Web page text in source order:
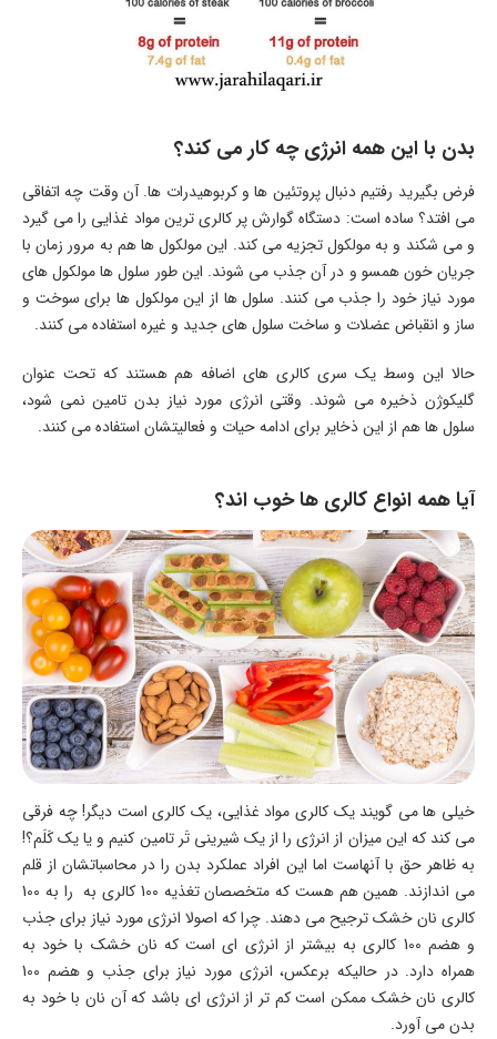
بدن با این همه انرژی چه کار می کند؟
فرض بگیرید رفتیم دنبال پروتئین ها و کربوهیدرات ها. آن وقت چه اتفاقی
می افتد؟ ساده است: دستگاه گوارش پر کالری ترین مواد غذایی را می گیرد
و می شکند و به مولکول تجزیه می کند. این مولکول ها هم به مرور زمان با
جریان خون همسو و در آن جذب می شوند. این طور سلول ها مولکول های
مورد نیاز خود را جذب می کنند. سلول ها از این مولکول ها برای سوخت و
ساز و انقباض عضلات و ساخت سلول های جدید و غیره استفاده می کنند.
حالا این وسط یک سری کالری های اضافه هم هستند که تحت عنوان
گلیکوژن ذخیره می شوند. وقتی انرژی مورد نیاز بدن تامین نمی شود،
سلول ها هم از این ذخایر برای ادامه حیات و فعالیتشان استفاده می کنند.
آیا همه انواع کالری ها خوب اند؟
خیلی ها می گویند یک کالری مواد غذایی، یک کالری است دیگر! چه فرقی
می کند که این میزان از انرژی را از یک شیرینی تَر تامین کنیم و یا یک کَلَم؟!
به ظاهر حق با آنهاست اما این افراد عملکرد بدن را در محاسباتشان از قلم
می اندازند. همین هم هست که متخصصان تغذیه 100 کالری به را به 100
کالری نان خشک ترجیح می دهند. چرا که اصولا انرژی مورد نیاز برای جذب
و هضم 100 کالری به بیشتر از انرژی ای است که نان خشک با خود به
همراه دارد. در حالیکه برعکس، انرژی مورد نیاز برای جذب و هضم 100
کالری نان خشک ممکن است کم تر از انرژی ای باشد که آن نان با خود به
بدن می آورد.